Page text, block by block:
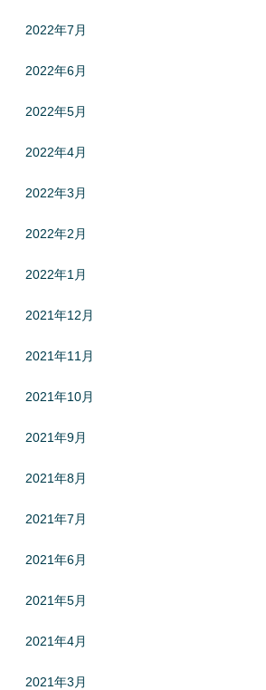
2022年7月
2022年6月
2022年5月
2022年4月
2022年3月
2022年2月
2022年1月
2021年12月
2021年11月
2021年10月
2021年9月
2021年8月
2021年7月
2021年6月
2021年5月
2021年4月
2021年3月